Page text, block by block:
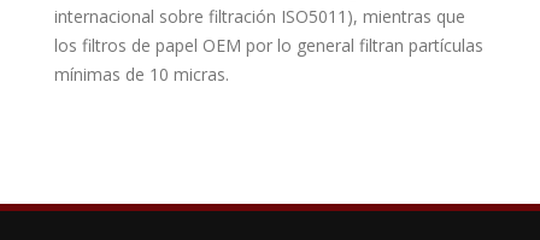
internacional sobre filtración ISO5011), mientras que
los filtros de papel OEM por lo general filtran partículas
mínimas de 10 micras.